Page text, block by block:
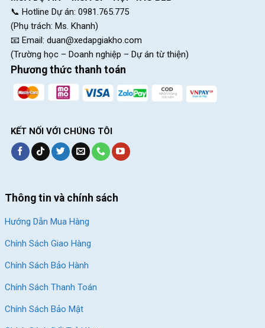
📞 Hotline Dự án: 0981.765.775
(Phụ trách: Ms. Khanh)
📧 Email: duan@xedapgiakho.com
(Trường học – Doanh nghiệp – Dự án từ thiện)
Phương thức thanh toán
KẾT NỐI VỚI CHÚNG TÔI
Thông tin và chính sách
Hướng Dẫn Mua Hàng
Chính Sách Giao Hàng
Chính Sách Bảo Hành
Chính Sách Thanh Toán
Chính Sách Bảo Mật